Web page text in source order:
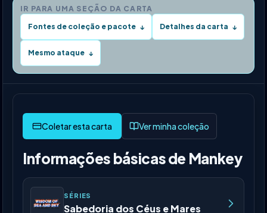
IR PARA UMA SEÇÃO DA CARTA
Fontes de coleção e pacote ↓ Detalhes da carta ↓
Mesmo ataque ↓
Ver minha coleção
Informações básicas de Mankey
SÉRIES
Sabedoria dos Céus e Mares